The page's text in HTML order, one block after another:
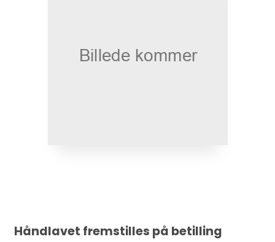
Håndlavet fremstilles på betilling